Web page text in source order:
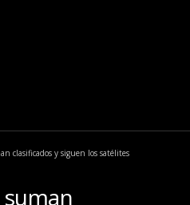
clasificados y siguen los satélites
suman